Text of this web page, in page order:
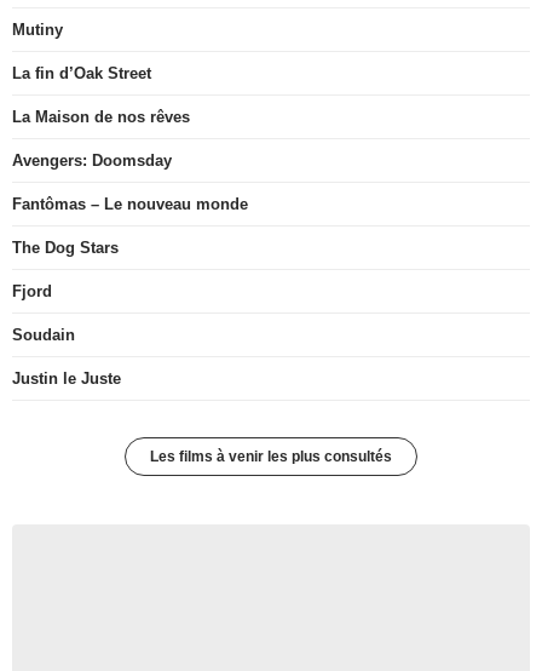
Mutiny
La fin d’Oak Street
La Maison de nos rêves
Avengers: Doomsday
Fantômas – Le nouveau monde
The Dog Stars
Fjord
Soudain
Justin le Juste
Les films à venir les plus consultés